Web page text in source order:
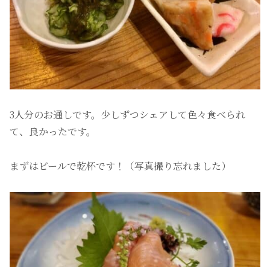
3人分のお通しです。少しずつシェアして色々食べられ
て、良かったです。
まずはビールで乾杯です！（写真撮り忘れました）